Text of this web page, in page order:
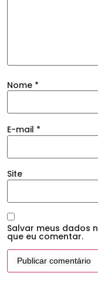
Nome *
E-mail *
Site
Salvar meus dados
que eu comentar.